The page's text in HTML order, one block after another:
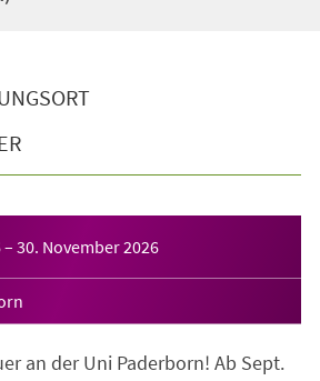
– 30. November 2026
an der Uni Paderborn! Ab Sept.